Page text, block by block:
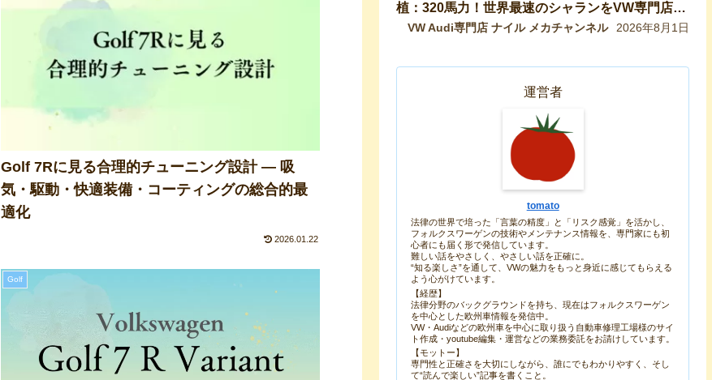
Golf 7Rに見る合理的チューニング設計 ― 吸
気・駆動・快適装備・コーティングの総合的最
適化
2026.01.22
Golf
植：320馬力！世界最速のシャランをVW専門店が
生み出したので紹介します！
VW Audi専門店 ナイル メカチャンネル 2026年8月1日
運営者
tomato
法律の世界で培った「言葉の精度」と「リスク感覚」を活かし、
フォルクスワーゲンの技術やメンテナンス情報を、専門家にも初
心者にも届く形で発信しています。
難しい話をやさしく、やさしい話を正確に。
“知る楽しさ”を通して、VWの魅力をもっと身近に感じてもらえる
よう心がけています。
【経歴】
法律分野のバックグラウンドを持ち、現在はフォルクスワーゲン
を中心とした欧州車情報を発信中。
VW・Audiなどの欧州車を中心に取り扱う自動車修理工場様のサイ
ト作成・youtube編集・運営などの業務委託をお請けしています。
【モットー】
専門性と正確さを大切にしながら、誰にでもわかりやすく、そし
て“読んで楽しい”記事を書くこと。